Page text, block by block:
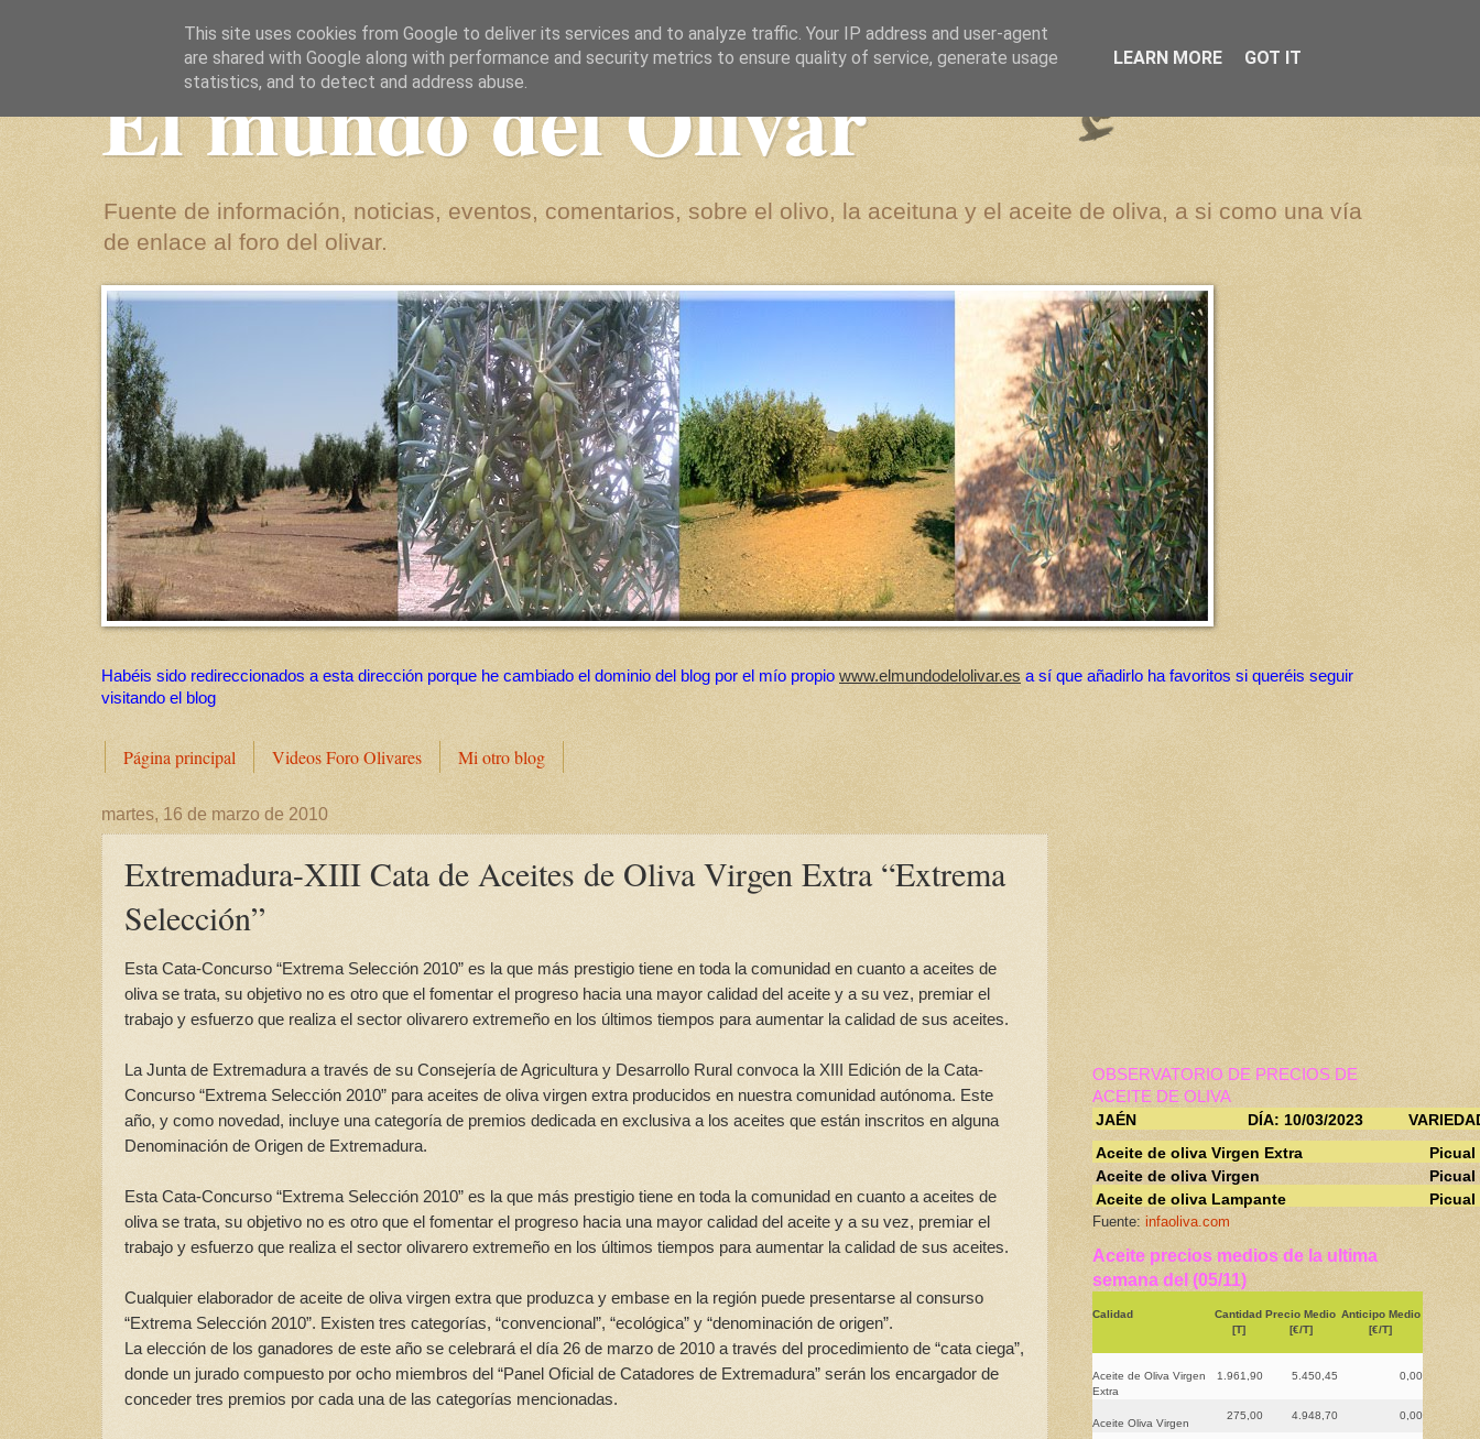
El mundo del Olivar
Fuente de información, noticias, eventos, comentarios, sobre el olivo, la aceituna y el aceite de oliva, a si como una vía
de enlace al foro del olivar.
Habéis sido redireccionados a esta dirección porque he cambiado el dominio del blog por el mío propio www.elmundodelolivar.es a sí que añadirlo ha favoritos si queréis seguir
visitando el blog
Página principal Videos Foro Olivares Mi otro blog
martes, 16 de marzo de 2010
Extremadura-XIII Cata de Aceites de Oliva Virgen Extra “Extrema
Selección”
Esta Cata-Concurso “Extrema Selección 2010” es la que más prestigio tiene en toda la comunidad en cuanto a aceites de
oliva se trata, su objetivo no es otro que el fomentar el progreso hacia una mayor calidad del aceite y a su vez, premiar el
trabajo y esfuerzo que realiza el sector olivarero extremeño en los últimos tiempos para aumentar la calidad de sus aceites.
La Junta de Extremadura a través de su Consejería de Agricultura y Desarrollo Rural convoca la XIII Edición de la Cata-
Concurso “Extrema Selección 2010” para aceites de oliva virgen extra producidos en nuestra comunidad autónoma. Este
año, y como novedad, incluye una categoría de premios dedicada en exclusiva a los aceites que están inscritos en alguna
Denominación de Origen de Extremadura.
Esta Cata-Concurso “Extrema Selección 2010” es la que más prestigio tiene en toda la comunidad en cuanto a aceites de
oliva se trata, su objetivo no es otro que el fomentar el progreso hacia una mayor calidad del aceite y a su vez, premiar el
trabajo y esfuerzo que realiza el sector olivarero extremeño en los últimos tiempos para aumentar la calidad de sus aceites.
Cualquier elaborador de aceite de oliva virgen extra que produzca y embase en la región puede presentarse al consurso
“Extrema Selección 2010”. Existen tres categorías, “convencional”, “ecológica” y “denominación de origen”.
La elección de los ganadores de este año se celebrará el día 26 de marzo de 2010 a través del procedimiento de “cata ciega”,
donde un jurado compuesto por ocho miembros del “Panel Oficial de Catadores de Extremadura” serán los encargador de
conceder tres premios por cada una de las categorías mencionadas.
OBSERVATORIO DE PRECIOS DE
ACEITE DE OLIVA
JAÉN
DÍA: 10/03/2023
Aceite de oliva Virgen Extra
Picual
Aceite de oliva Virgen
Picual
Aceite de oliva Lampante
Picual
Fuente: infaoliva.com
Aceite precios medios de la ultima
semana del (05/11)
Calidad
Cantidad
[T]
Precio Medio
[€/T]
Anticipo Medio
[€/T]
Aceite de Oliva Virgen
Extra
1.961,90 5.450,45 0,00
Aceite Oliva Virgen
275,00 4.948,70 0,00
This site uses cookies from Google to deliver its services and to analyze traffic. Your IP address and user-agent
are shared with Google along with performance and security metrics to ensure quality of service, generate usage
statistics, and to detect and address abuse.
LEARN MORE GOT IT